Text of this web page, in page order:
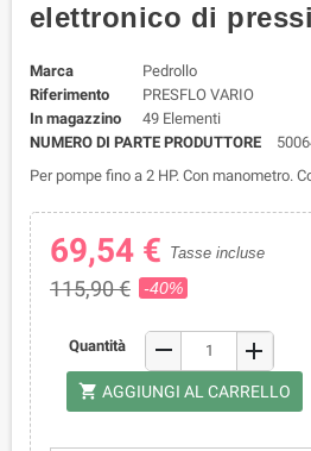
elettronico di
Marca
Pedrollo
Riferimento
PRESFLO VARIO
In magazzino
49 Elementi
NUMERO DI PARTE PRODUTTORE
Per pompe fino a 2 HP. Con manometro.
69,54 € Tasse incluse
115,90 € -40%
Quantità remove add
shopping_cart AGGIUNGI AL CARRELLO